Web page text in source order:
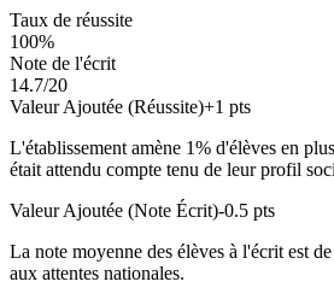
Taux de réussite
100%
Note de l'écrit
14.7/20
Valeur Ajoutée (Réussite)+1 pts
L'établissement amène 1% d'élèves en plus
était attendu compte tenu de leur profil
Valeur Ajoutée (Note Écrit)-0.5 pts
La note moyenne des élèves à l'écrit est de
aux attentes nationales.